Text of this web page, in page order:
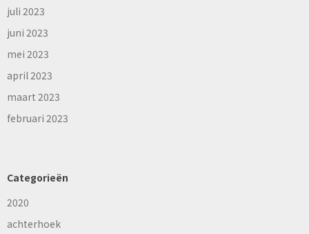
juli 2023
juni 2023
mei 2023
april 2023
maart 2023
februari 2023
Categorieën
2020
achterhoek